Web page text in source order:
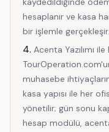
hesaplanır ve kasa
bir işlemle gerçekleşir.
Acenta Yazılımı
muhasebe
kasa yapısı ile her
yönetilir; gün sonu
hesap modülü,